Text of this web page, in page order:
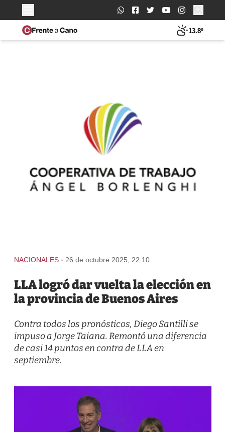
Buscar:
13.8º
NACIONALES - 26 de octubre 2025, 22:10
LLA logró dar vuelta la elección en
la provincia de Buenos Aires
Contra todos los pronósticos, Diego Santilli se
impuso a Jorge Taiana. Remontó una diferencia
de casi 14 puntos en contra de LLA en
septiembre.